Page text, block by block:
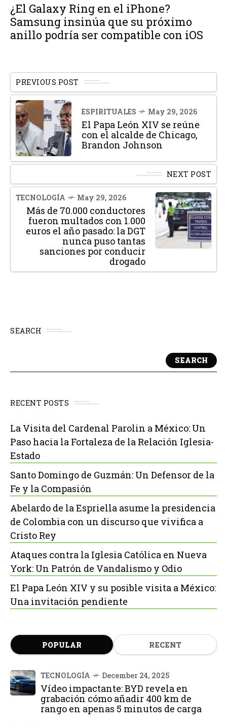
¿El Galaxy Ring en el iPhone?
Samsung insinúa que su próximo
anillo podría ser compatible con iOS
PREVIOUS POST
ESPIRITUALES May 29, 2026
El Papa León XIV se reúne
con el alcalde de Chicago,
Brandon Johnson
NEXT POST
TECNOLOGÍA May 29, 2026
Más de 70.000 conductores
fueron multados con 1.000
euros el año pasado: la DGT
nunca puso tantas
sanciones por conducir
drogado
SEARCH
SEARCH
RECENT POSTS
La Visita del Cardenal Parolin a México: Un
Paso hacia la Fortaleza de la Relación Iglesia-
Estado
Santo Domingo de Guzmán: Un Defensor de la
Fe y la Compasión
Abelardo de la Espriella asume la presidencia
de Colombia con un discurso que vivifica a
Cristo Rey
Ataques contra la Iglesia Católica en Nueva
York: Un Patrón de Vandalismo y Odio
El Papa León XIV y su posible visita a México:
Una invitación pendiente
POPULAR RECENT
TECNOLOGÍA December 24, 2025
Vídeo impactante: BYD revela en
grabación cómo añadir 400 km de
rango en apenas 5 minutos de carga